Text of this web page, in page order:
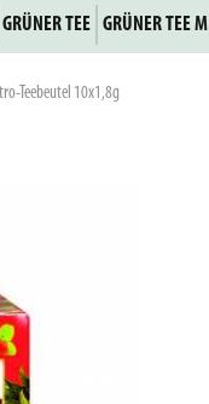
GRÜNER TEE GRÜNER TEE
Teebeutel 10x1,8g